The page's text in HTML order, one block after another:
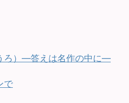
ろ）—答えは名作の中に—
で